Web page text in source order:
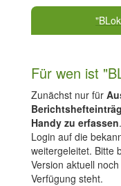
Für wen ist
Zunächst nur für
Handy zu erfassen
Login auf die
weitergeleitet. Bitte
Version aktuell
Verfügung steht.